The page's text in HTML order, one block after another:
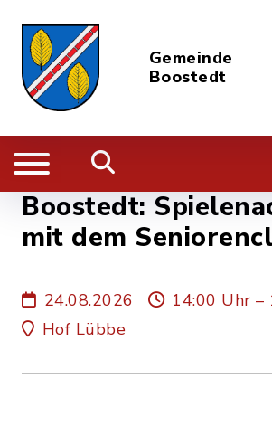
Gemeinde
Boostedt
Boostedt:
mit dem
24.08.2026
14:00 Uhr –
Hof Lübbe